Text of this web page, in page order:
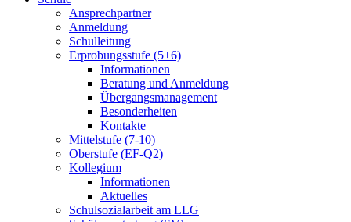
Ansprechpartner
Anmeldung
Schulleitung
Erprobungsstufe (5+6)
Informationen
Beratung und Anmeldung
Übergangsmanagement
Besonderheiten
Kontakte
Mittelstufe (7-10)
Oberstufe (EF-Q2)
Kollegium
Informationen
Aktuelles
Schulsozialarbeit am LLG